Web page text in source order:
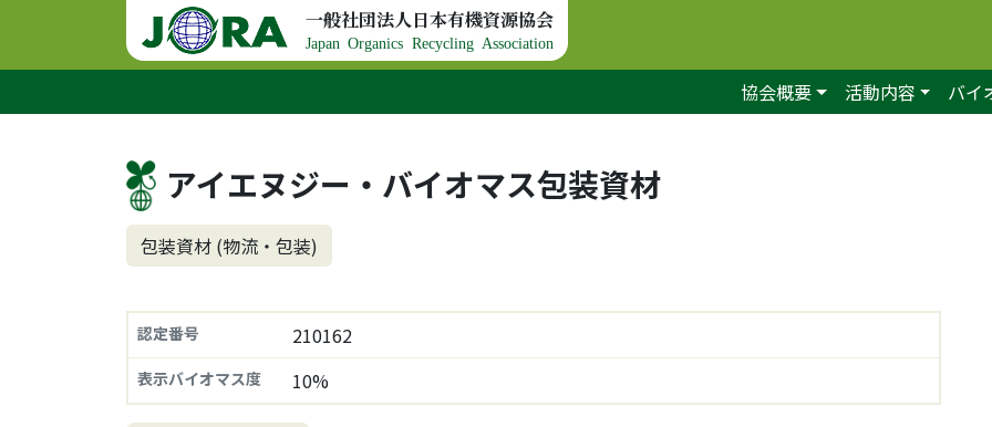
コンテンツへスキップ
メインナビゲーション
一般社団法人日本有機資源協会
Japan Organics Recycling Association
協会概要 活動内容 バイ
アイエヌジー・バイオマス包装資材
包装資材 (物流・包装)
認定番号 210162
表示バイオマス度 10%